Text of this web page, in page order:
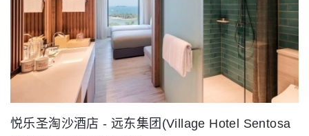
悦乐圣淘沙酒店 - 远东集团(Village Hotel Sentosa